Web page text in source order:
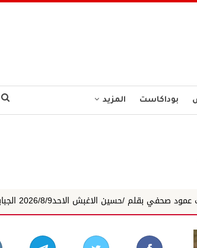
بوداكاست المزيد
المجتمعات المنتجة المحليات ...